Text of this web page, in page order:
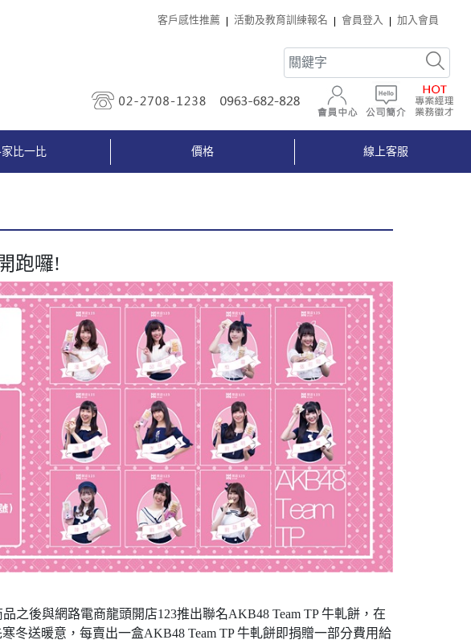
客戶感性推薦 活動及教育訓練報名 會員登入 加入會員
0963-682-828會員中心 公司簡介
比一比 價格 線上客服
跑囉!
之後與網路電商龍頭開店123推出聯名AKB48 Team TP 牛軋餅，在
冬送暖意，每賣出一盒AKB48 Team TP 牛軋餅即捐贈一部分費用給